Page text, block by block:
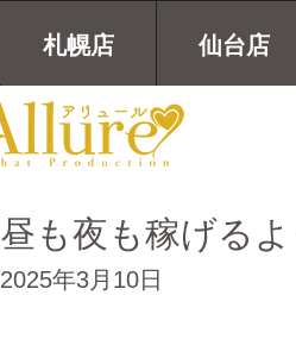
札幌店 仙台店
昼も夜も稼げる
2025年3月10日